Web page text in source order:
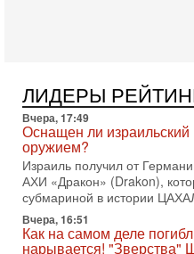
Тайны закрытых дверей:
молчат Трамп и
Недавний визит премьер-
Нетаньяху в США и его
оставили больше вопросов,
31-07-2026, 15:18
Иран готовит покушение
хочет эскалации, но КСИР
В эфире телеканала ITON-
по вопросам безопасности,
ЛИДЕРЫ
Вчера, 17:49
Оснащен ли
оружием?
Израиль получил от
АХИ «Дракон» (Drakon),
субмариной в истории
Вчера, 16:51
Как на самом деле
нарывается!